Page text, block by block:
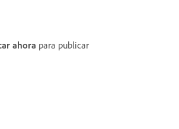
ahora para publicar